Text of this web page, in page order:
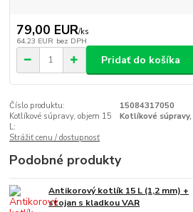
79,00 EUR/ks
64,23 EUR bez DPH
Pridať do košíka
Číslo produktu:
15084317050
Kotlíkové súpravy, objem 15
L:
Kotlíkové
Strážiť cenu / dostupnosť
Podobné produkty
Antikorový kotlík 15 L (1,2 mm) +
stojan s kladkou VAR